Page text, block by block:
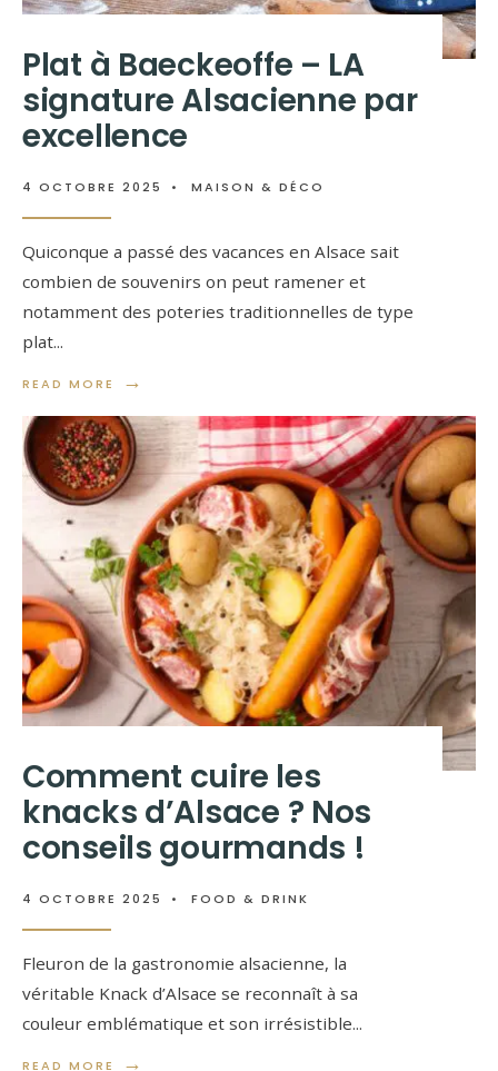
Plat à Baeckeoffe – LA
signature Alsacienne par
excellence
4 OCTOBRE 2025 • MAISON & DÉCO
Quiconque a passé des vacances en Alsace sait
combien de souvenirs on peut ramener et
notamment des poteries traditionnelles de type
plat...
READ MORE →
Comment cuire les
knacks d’Alsace ? Nos
conseils gourmands !
4 OCTOBRE 2025 • FOOD & DRINK
Fleuron de la gastronomie alsacienne, la
véritable Knack d’Alsace se reconnaît à sa
couleur emblématique et son irrésistible...
READ MORE →